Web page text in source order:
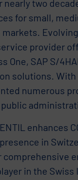
two
for small,
markets.
provider
One, SAP S/
solutions. With
numerous
enhances
in
comprehensive
in the